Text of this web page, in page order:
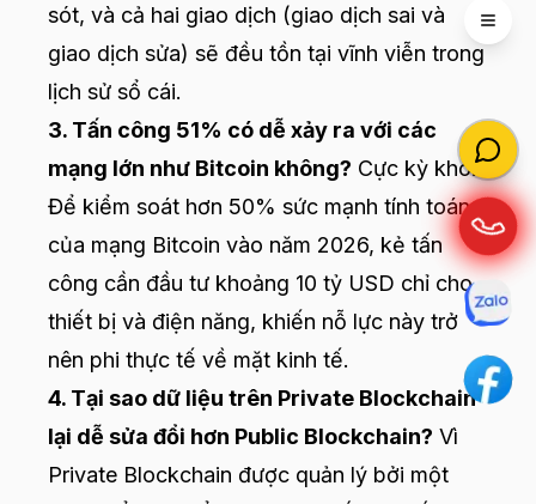
sót, và cả hai giao dịch (giao dịch sai và
giao dịch sửa) sẽ đều tồn tại vĩnh viễn trong
lịch sử sổ cái.
3. Tấn công 51% có dễ xảy ra với các
mạng lớn như Bitcoin không? Cực kỳ khó.
Để kiểm soát hơn 50% sức mạnh tính toán
của mạng Bitcoin vào năm 2026, kẻ tấn
công cần đầu tư khoảng 10 tỷ USD chỉ cho
thiết bị và điện năng, khiến nỗ lực này trở
nên phi thực tế về mặt kinh tế.
4. Tại sao dữ liệu trên Private Blockchain
lại dễ sửa đổi hơn Public Blockchain? Vì
Private Blockchain được quản lý bởi một